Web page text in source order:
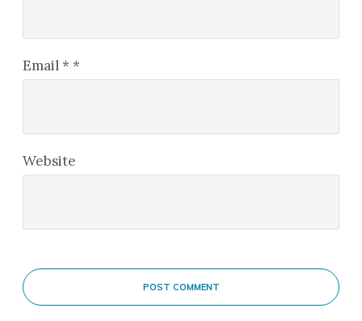
Email* *
Website
POST COMMENT